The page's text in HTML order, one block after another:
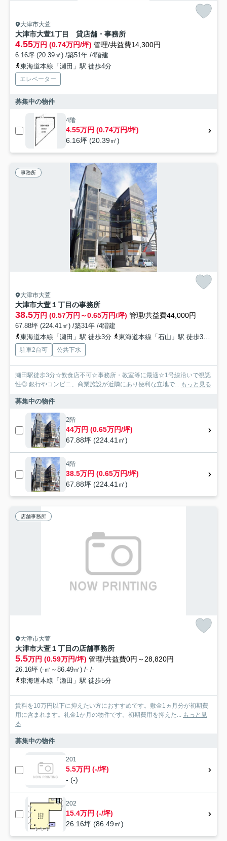
大津市大萱
大津市大萱1丁目 貸店舗・事務所
4.55万円 (0.74万円/坪) 管理/共益費14,300円
6.16坪 (20.39㎡) /築51年 /4階建
東海道本線「瀬田」駅 徒歩4分
エレベーター
募集中の物件
4階
4.55万円 (0.74万円/坪)
6.16坪 (20.39㎡)
事務所
大津市大萱
大津市大萱１丁目の事務所
38.5万円 (0.57万円～0.65万円/坪) 管理/共益費44,000円
67.88坪 (224.41㎡) /築31年 /4階建
東海道本線「瀬田」駅 徒歩3分
東海道本線「石山」駅 徒歩35分
駐車2台可 公共下水
瀬田駅徒歩3分☆飲食店不可☆事務所・教室等に最適☆1号線沿いで視認
性◎ 銀行やコンビニ、商業施設が近隣にあり便利な立地で... もっと見る
募集中の物件
2階
44万円 (0.65万円/坪)
67.88坪 (224.41㎡)
4階
38.5万円 (0.65万円/坪)
67.88坪 (224.41㎡)
店舗事務所
大津市大萱
大津市大萱１丁目の店舗事務所
5.5万円 (0.59万円/坪) 管理/共益費0円～28,820円
26.16坪 (-㎡～86.49㎡) /- /-
東海道本線「瀬田」駅 徒歩5分
賃料を10万円以下に抑えたい方におすすめです。敷金1ヵ月分が初期費
用に含まれます。礼金1か月の物件です。初期費用を抑えた... もっと見
る
募集中の物件
201
5.5万円 (-/坪)
- (-)
202
15.4万円 (-/坪)
26.16坪 (86.49㎡)